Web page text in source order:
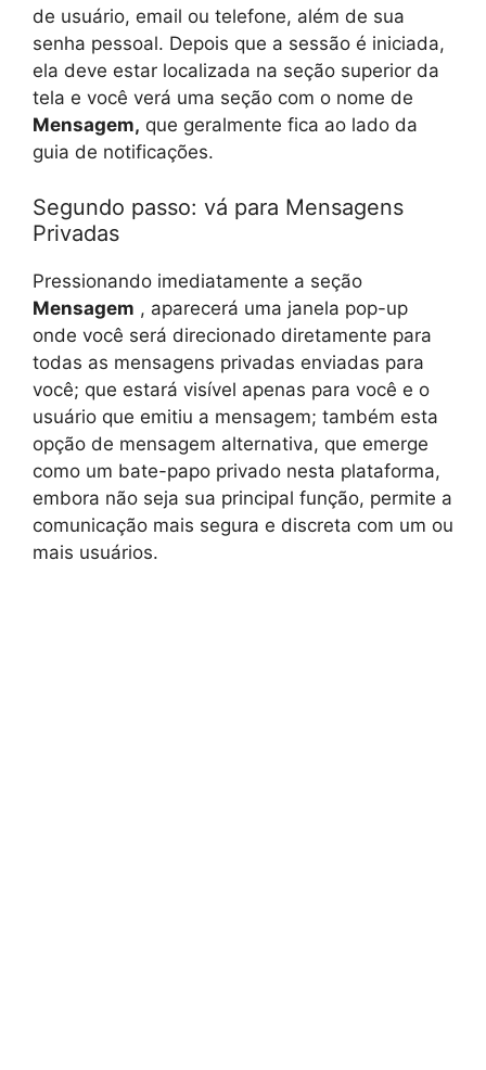
de usuário, email ou telefone, além de sua
senha pessoal. Depois que a sessão é iniciada,
ela deve estar localizada na seção superior da
tela e você verá uma seção com o nome de
Mensagem, que geralmente fica ao lado da
guia de notificações.
Segundo passo: vá para Mensagens
Privadas
Pressionando imediatamente a seção
Mensagem , aparecerá uma janela pop-up
onde você será direcionado diretamente para
todas as mensagens privadas enviadas para
você; que estará visível apenas para você e o
usuário que emitiu a mensagem; também esta
opção de mensagem alternativa, que emerge
como um bate-papo privado nesta plataforma,
embora não seja sua principal função, permite a
comunicação mais segura e discreta com um ou
mais usuários.